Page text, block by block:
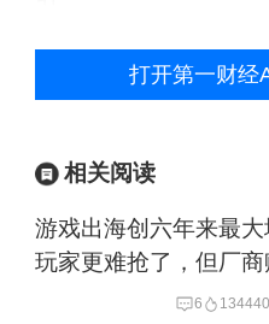
首先是人才的链接
一依托外滩FTC生
金融科技生态联盟
构的产业组织，其
才”——创业者、投
打开第一财经
相关阅读
游戏出海创六年来最大
玩家更难抢了，但厂商
6 13444